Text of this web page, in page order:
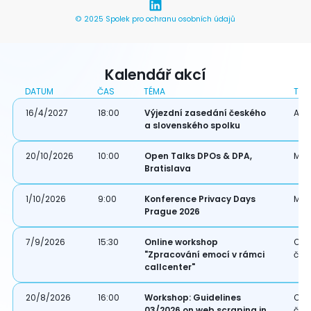
© 2025 Spolek pro ochranu osobních údajů
Kalendář akcí
DATUM ČAS TÉMA
TYP
16/4/2027
18:00
Výjezdní zasedání českého
a slovenského spolku
20/10/2026 10:00
Open Talks DPOs & DPA,
Bratislava
1/10/2026 9:00
Konference Privacy Days
Prague 2026
7/9/2026 15:30
Online workshop
"Zpracování emocí v rámci
callcenter"
20/8/2026 16:00
Workshop: Guidelines